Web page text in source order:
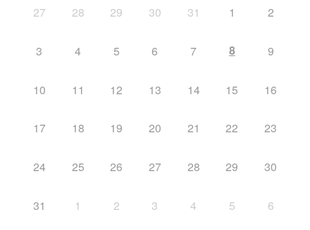
27
28 29 30 31 1 2
3 4 5 6 7 8 9
10 11 12 13 14 15 16
17 18 19 20 21 22 23
24 25 26 27 28 29 30
31 1 2 3 4 5 6